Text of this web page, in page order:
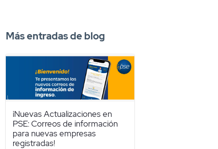
Más entradas de blog
¡Nuevas Actualizaciones en
PSE: Correos de información
para nuevas empresas
registradas!